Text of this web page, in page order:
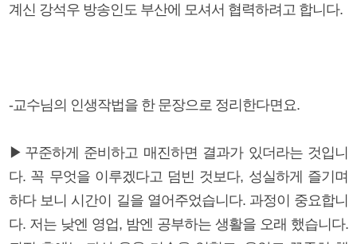
계신 강석우 방송인도 부산에 모셔서 협력하려고 합니다.
-교수님의 인생작법을 한 문장으로 정리한다면요.
▶꾸준하게 준비하고 매진하면 결과가 있더라는 것입니
다. 꼭 무엇을 이루겠다고 덤빈 것보다, 성실하게 즐기며
하다 보니 시간이 길을 열어주었습니다. 과정이 중요합니
다. 저는 낮엔 영업, 밤엔 공부하는 생활을 오래 했습니다.